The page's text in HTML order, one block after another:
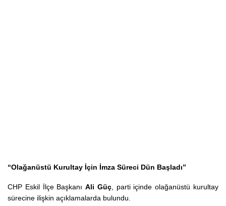
“Olağanüstü Kurultay İçin İmza Süreci Dün Başladı”
CHP Eskil İlçe BaşkanıAli Güç, parti içinde olağanüstü kurultay
sürecine ilişkin açıklamalarda bulundu.